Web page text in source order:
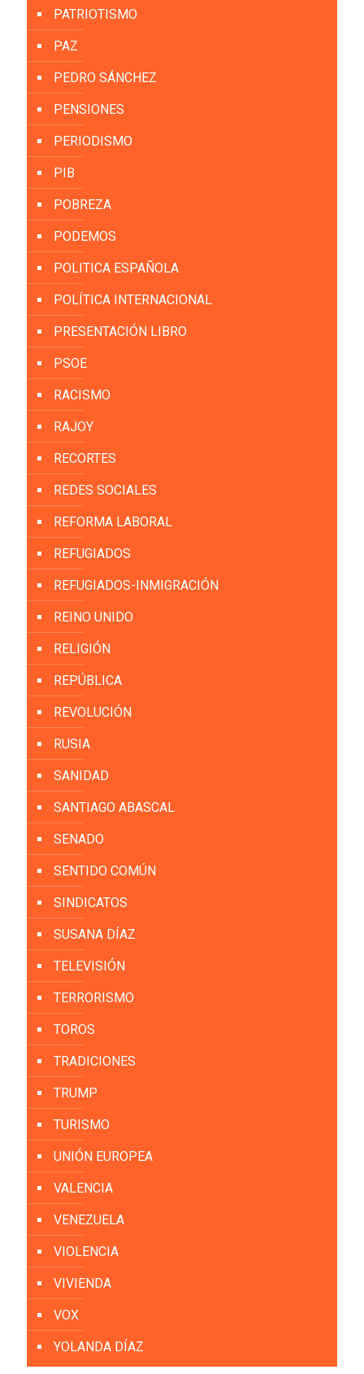
PATRIOTISMO
PAZ
PEDRO SÁNCHEZ
PENSIONES
PERIODISMO
PIB
POBREZA
PODEMOS
POLITICA ESPAÑOLA
POLÍTICA INTERNACIONAL
PRESENTACIÓN LIBRO
PSOE
RACISMO
RAJOY
RECORTES
REDES SOCIALES
REFORMA LABORAL
REFUGIADOS
REFUGIADOS-INMIGRACIÓN
REINO UNIDO
RELIGIÓN
REPÚBLICA
REVOLUCIÓN
RUSIA
SANIDAD
SANTIAGO ABASCAL
SENADO
SENTIDO COMÚN
SINDICATOS
SUSANA DÍAZ
TELEVISIÓN
TERRORISMO
TOROS
TRADICIONES
TRUMP
TURISMO
UNIÓN EUROPEA
VALENCIA
VENEZUELA
VIOLENCIA
VIVIENDA
VOX
YOLANDA DÍAZ